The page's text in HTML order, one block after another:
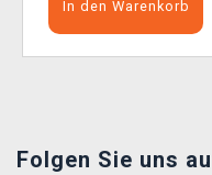
In den Warenkorb
Folgen Sie uns